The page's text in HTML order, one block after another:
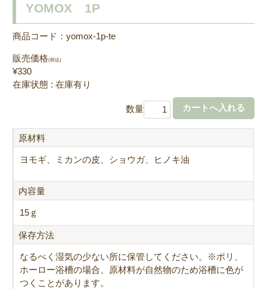
YOMOX 1P
商品コード：yomox-1p-te
販売価格(税込)
¥330
在庫状態 : 在庫有り
数量
原材料
ヨモギ、ミカンの皮、ショウガ、ヒノキ油
内容量
15ｇ
保存方法
なるべく湿気の少ない所に保管してください。※ポリ、
ホーロー浴槽の場合、原材料が自然物のため浴槽に色が
つくことがあります。